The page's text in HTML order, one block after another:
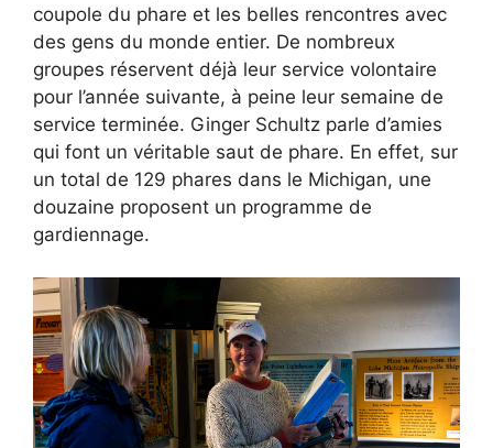
coupole du phare et les belles rencontres avec
des gens du monde entier. De nombreux
groupes réservent déjà leur service volontaire
pour l’année suivante, à peine leur semaine de
service terminée. Ginger Schultz parle d’amies
qui font un véritable saut de phare. En effet, sur
un total de 129 phares dans le Michigan, une
douzaine proposent un programme de
gardiennage.